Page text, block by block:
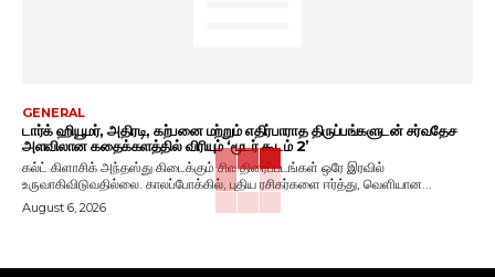
GENERAL
டார்க் ஹியூமர், அதிரடி, கற்பனை மற்றும் எதிர்பாராத திருப்பங்களுடன் சர்வதேச
அளவிலான கதைக்களத்தில் விரியும் ‘மூடர் கூடம் 2’
கல்ட் கிளாசிக் அந்தஸ்து கிடைக்கும் சில திரைப்படங்கள் ஒரே இரவில்
உருவாகிவிடுவதில்லை. காலப்போக்கில், புதிய ரசிகர்களை ஈர்த்து, வெளியான...
August 6, 2026